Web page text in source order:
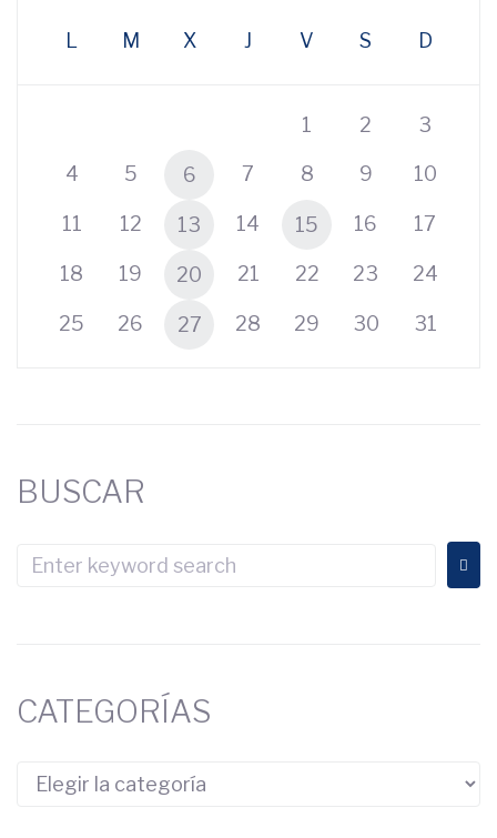
L M X J V S D
1 2 3
4 5 6 7 8 9 10
11 12 13 14 15 16 17
18 19 20 21 22 23 24
25 26 27 28 29 30 31
BUSCAR
CATEGORÍAS